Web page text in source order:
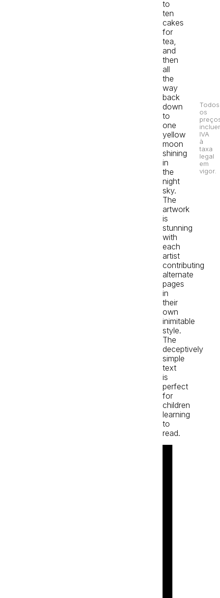
to
ten
cakes
for
tea,
and
then
all
the
way
back
down
to
one
yellow
moon
shining
in
the
night
sky.
The
artwork
is
stunning
with
each
artist
contributing
alternate
pages
in
their
own
inimitable
style.
The
deceptively
simple
text
is
perfect
for
children
learning
to
read.
Todos
os
IVA
à
taxa
legal
em
vigor.